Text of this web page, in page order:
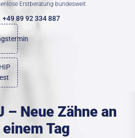
Erstberatung bundesweit
+49 89 92 334 887
– Neue Zähne an
Tag